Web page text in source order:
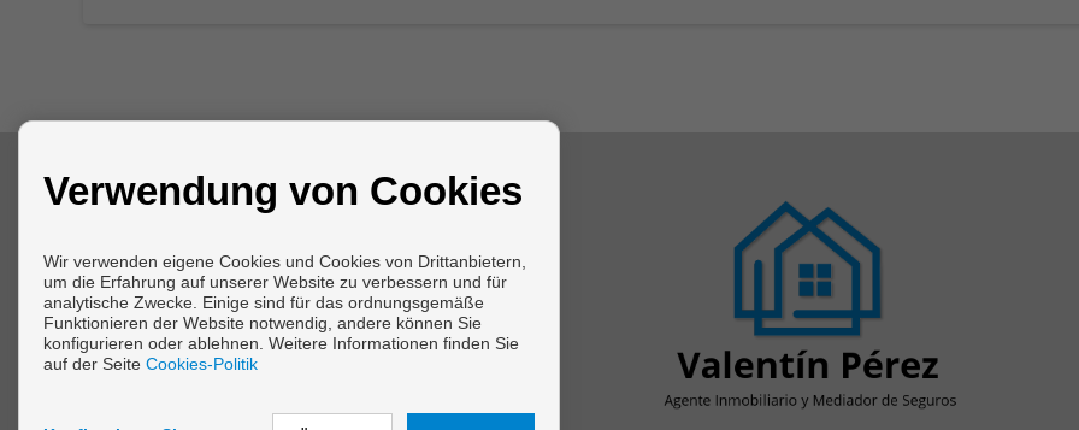
KONTAKT
15621 Cabanas (La Coruña)
+34 606543436
info@vivirengalicia.com
Von Montag bis Freitag : 09:30 - 13:30 und 17:00 - 20:00
Verwendung von Cookies
Wir verwenden eigene Cookies und Cookies von Drittanbietern,
um die Erfahrung auf unserer Website zu verbessern und für
analytische Zwecke. Einige sind für das ordnungsgemäße
Funktionieren der Website notwendig, andere können Sie
konfigurieren oder ablehnen. Weitere Informationen finden Sie
auf der Seite Cookies-Politik